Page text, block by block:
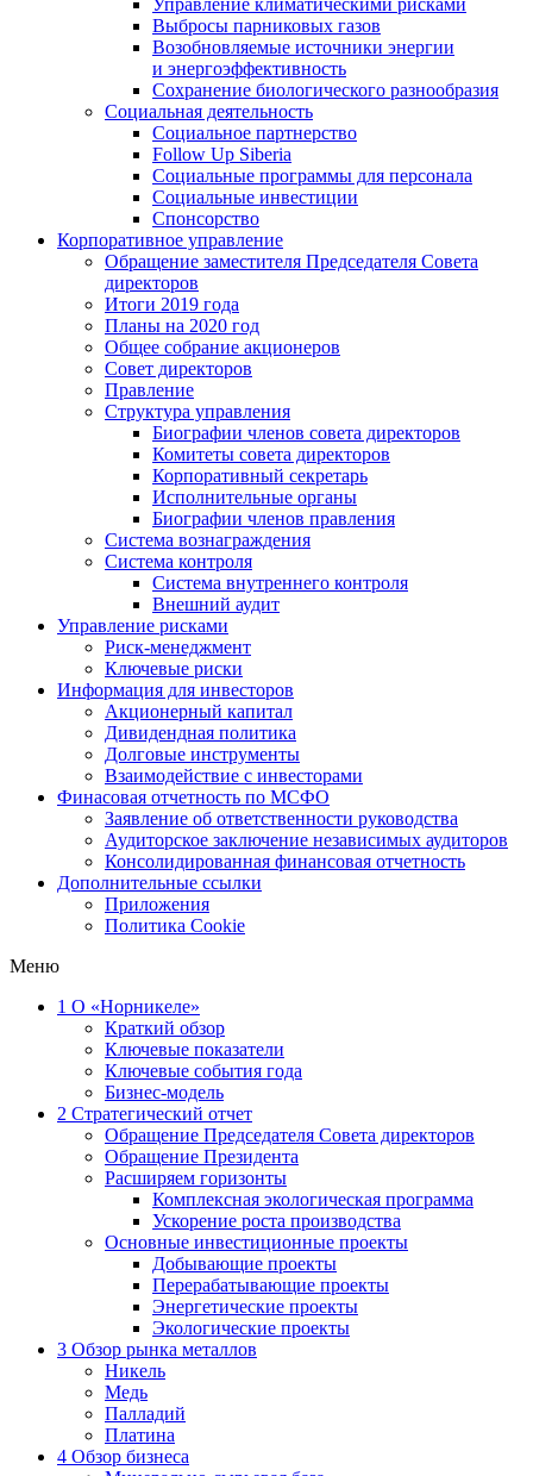
Управление климатическими рисками
Выбросы парниковых газов
Возобновляемые источники энергии
и энергоэффективность
Сохранение биологического разнообразия
Социальная деятельность
Социальное партнерство
Follow Up Siberia
Социальные программы для персонала
Социальные инвестиции
Спонсорство
Корпоративное управление
Обращение заместителя Председателя Совета
директоров
Итоги 2019 года
Планы на 2020 год
Общее собрание акционеров
Совет директоров
Правление
Структура управления
Биографии членов совета директоров
Комитеты совета директоров
Корпоративный секретарь
Исполнительные органы
Биографии членов правления
Система вознаграждения
Система контроля
Система внутреннего контроля
Внешний аудит
Управление рисками
Риск-менеджмент
Ключевые риски
Информация для инвесторов
Акционерный капитал
Дивидендная политика
Долговые инструменты
Взаимодействие с инвеcторами
Финасовая отчетность по МСФО
Заявление об ответственности руководства
Аудиторское заключение независимых аудиторов
Консолидированная финансовая отчетность
Дополнительные ссылки
Приложения
Политика Cookie
Меню
1 О «Норникеле»
Краткий обзор
Ключевые показатели
Ключевые события года
Бизнес-модель
2 Стратегический отчет
Обращение Председателя Совета директоров
Обращение Президента
Расширяем горизонты
Комплексная экологическая программа
Ускорение роста производства
Основные инвестиционные проекты
Добывающие проекты
Перерабатывающие проекты
Энергетические проекты
Экологические проекты
3 Обзор рынка металлов
Никель
Медь
Палладий
Платина
4 Обзор бизнеса